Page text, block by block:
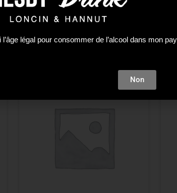
l’âge légal pour consommer de l’alcool dans mon
Non